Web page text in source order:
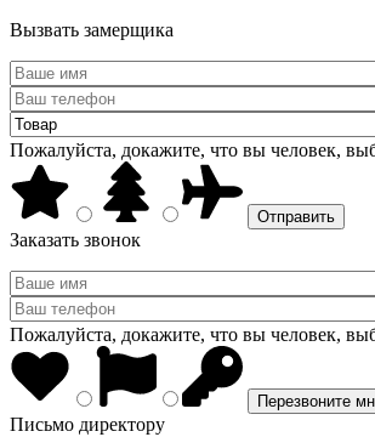
Вызвать замерщика
Пожалуйста, докажите, что вы человек,
Заказать звонок
Пожалуйста, докажите, что вы человек,
Письмо директору